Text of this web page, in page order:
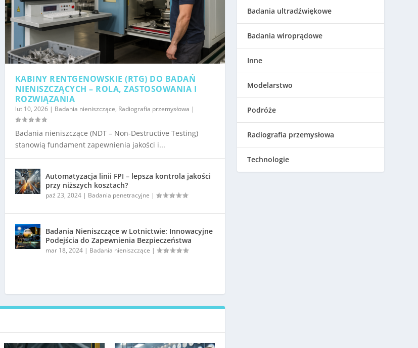
KABINY RENTGENOWSKIE (RTG) DO BADAŃ
NIENISZCZĄCYCH – ROLA, ZASTOSOWANIA I
ROZWIĄZANIA
lut 10, 2026| Badania nieniszczące, Radiografia przemysłowa |
Badania nieniszczące (NDT – Non-Destructive Testing)
stanowią fundament zapewnienia jakości i...
Automatyzacja linii FPI – lepsza kontrola jakości
przy niższych kosztach?
paź 23, 2024| Badania penetracyjne |
Badania Nieniszczące w Lotnictwie: Innowacyjne
Podejścia do Zapewnienia Bezpieczeństwa
mar 18, 2024| Badania nieniszczące |
Badania ultradźwiękowe
Badania wiroprądowe
Inne
Modelarstwo
Podróże
Radiografia przemysłowa
Technologie